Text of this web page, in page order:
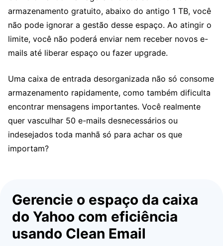
armazenamento gratuito, abaixo do antigo 1 TB, você
não pode ignorar a gestão desse espaço. Ao atingir o
limite, você não poderá enviar nem receber novos e-
mails até liberar espaço ou fazer upgrade.
Uma caixa de entrada desorganizada não só consome
armazenamento rapidamente, como também dificulta
encontrar mensagens importantes. Você realmente
quer vasculhar 50 e-mails desnecessários ou
indesejados toda manhã só para achar os que
importam?
Gerencie o espaço da caixa
do Yahoo com eficiência
usando Clean Email